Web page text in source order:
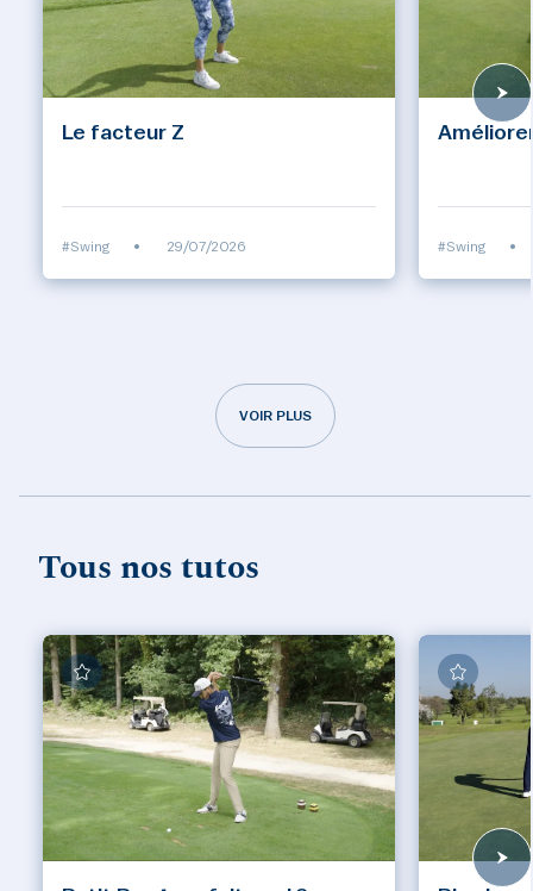
Le facteur Z
#Swing • 29/07/2026 #Swing •
VOIR PLUS
Tous nos tutos